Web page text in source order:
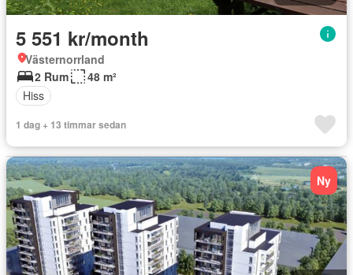
5 551 kr/month
Västernorrland
2 Rum
48 m²
Hiss
1 dag + 13 timmar sedan
Ny